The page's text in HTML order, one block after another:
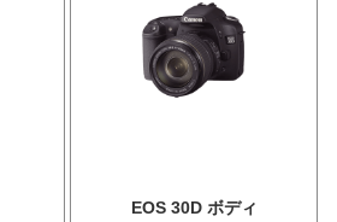
EOS 30D ボディ